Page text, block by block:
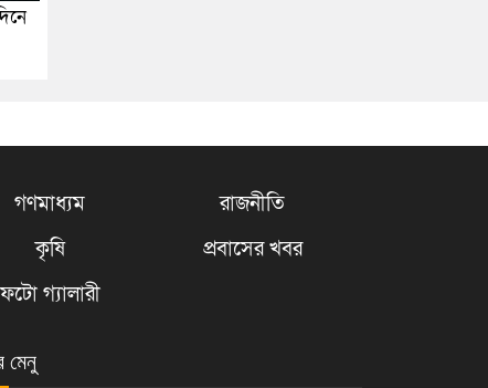
গণমাধ্যম
রাজনীতি
কৃষি
প্রবাসের খবর
ফটো গ্যালারী
মেনু